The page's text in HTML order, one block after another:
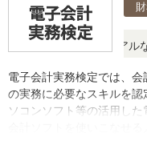
に思ったら、リアルな
電子会計実務検定では、
の実務に必要なスキルを
ソコンソフト等の活用した
会計ソフトを使いこなせ